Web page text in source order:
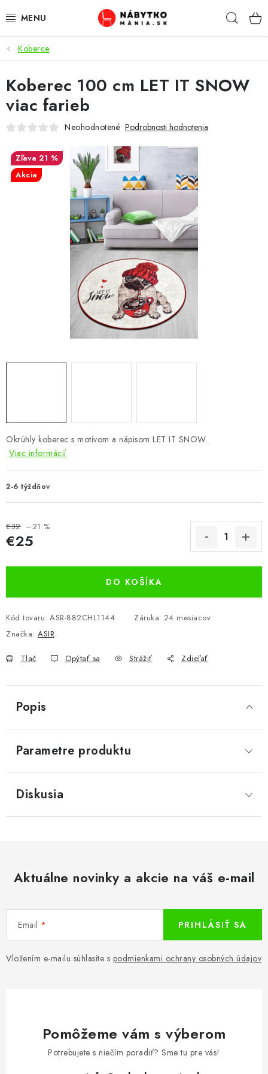
na
VÝPREDAJ
NOVINKY
OBÝVACIA IZBA
SPÁĽŇA
PRACOVŇA / KANCELÁRIA
DETSKÉ A ŠTUDENTSKÉ
DOPLNKY A DEKORÁCIE
ZÁHRADA
Reklamácie a odstúpenie od zmluvy
Koberce
Okrúhly koberec s motívom a nápisom LET IT SNOW.
Viac informácií
2-6 týždňov
€32 –21 %
€25
DO KOŠÍKA
Kód tovaru: ASR-882CHL1144 Záruka: 24 mesiacov
Značka: ASIR
Tlač Opýtať sa Strážiť Zdieľať
Koberec 100 cm LET IT SNOW
viac farieb
Neohodnotené Podrobnosti hodnotenia
21 %
Akcia
Popis
Parametre produktu
Diskusia
Aktuálne novinky a akcie na váš e-mail
Email
Vložením e-mailu súhlasíte s podmienkami ochrany osobných údajov
PRIHLÁSIŤ SA
Pomôžeme vám s výberom
Potrebujete s niečím poradiť? Sme tu pre vás!